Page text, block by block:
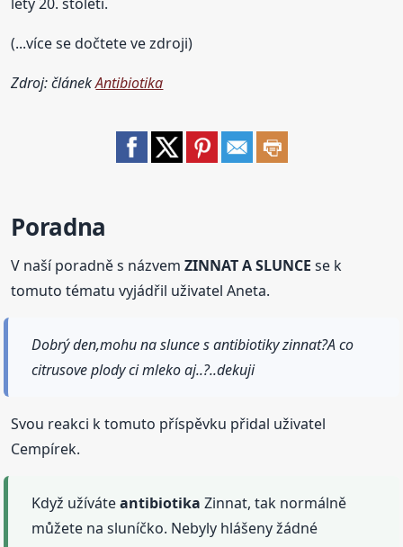
(...více se dočtete ve zdroji)
Zdroj: článekAntibiotika
Poradna
V naší poradně s názvemZINNAT A SLUNCE se k
tomuto tématu vyjádřil uživatel Aneta.
Dobrý den,mohu na slunce s antibiotiky zinnat?A co
citrusove plody ci mleko aj..?..dekuji
Svou reakci k tomuto příspěvku přidal uživatel
Cempírek.
Když užíváteantibiotika Zinnat, tak normálně
můžete na sluníčko. Nebyly hlášeny žádné